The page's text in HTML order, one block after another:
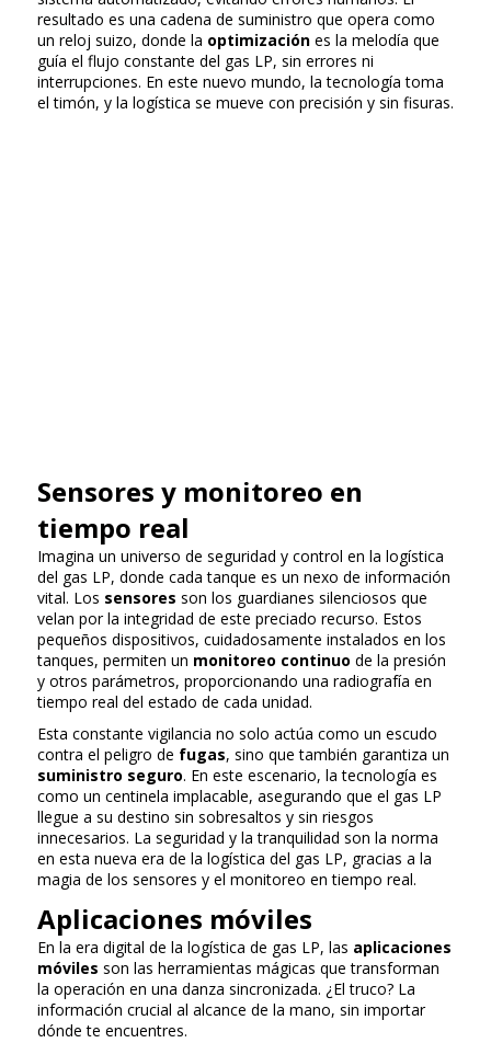
resultado es una cadena de suministro que opera como
un reloj suizo, donde la optimización es la melodía que
guía el flujo constante del gas LP, sin errores ni
interrupciones. En este nuevo mundo, la tecnología toma
el timón, y la logística se mueve con precisión y sin fisuras.
Sensores y monitoreo en
tiempo real
Imagina un universo de seguridad y control en la logística
del gas LP, donde cada tanque es un nexo de información
vital. Los sensores son los guardianes silenciosos que
velan por la integridad de este preciado recurso. Estos
pequeños dispositivos, cuidadosamente instalados en los
tanques, permiten un monitoreo continuo de la presión
y otros parámetros, proporcionando una radiografía en
tiempo real del estado de cada unidad.
Esta constante vigilancia no solo actúa como un escudo
contra el peligro de fugas, sino que también garantiza un
suministro seguro. En este escenario, la tecnología es
como un centinela implacable, asegurando que el gas LP
llegue a su destino sin sobresaltos y sin riesgos
innecesarios. La seguridad y la tranquilidad son la norma
en esta nueva era de la logística del gas LP, gracias a la
magia de los sensores y el monitoreo en tiempo real.
Aplicaciones móviles
En la era digital de la logística de gas LP, las aplicaciones
móviles son las herramientas mágicas que transforman
la operación en una danza sincronizada. ¿El truco? La
información crucial al alcance de la mano, sin importar
dónde te encuentres.